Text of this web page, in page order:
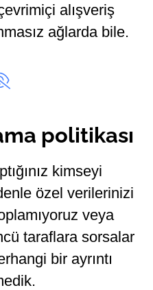
alışveriş
ağlarda bile.
politikası
kimseyi
özel verilerinizi
veya
taraflara sorsalar
bir ayrıntı